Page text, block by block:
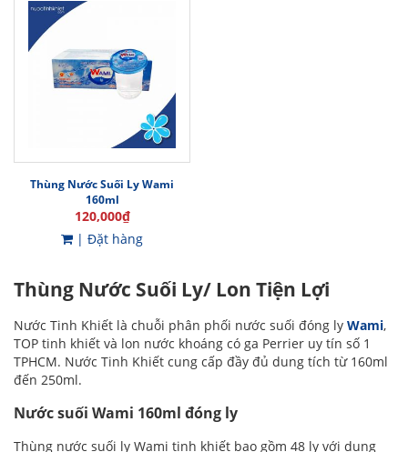
Thùng Nước Suối Ly Wami
160ml
120,000₫
| Đặt hàng
Thùng Nước Suối Ly/ Lon Tiện Lợi
Nước Tinh Khiết là chuỗi phân phối nước suối đóng ly Wami,
TOP tinh khiết và lon nước khoáng có ga Perrier uy tín số 1
TPHCM. Nước Tinh Khiết cung cấp đầy đủ dung tích từ 160ml
đến 250ml.
Nước suối Wami 160ml đóng ly
Thùng nước suối ly Wami tinh khiết bao gồm 48 ly với dung